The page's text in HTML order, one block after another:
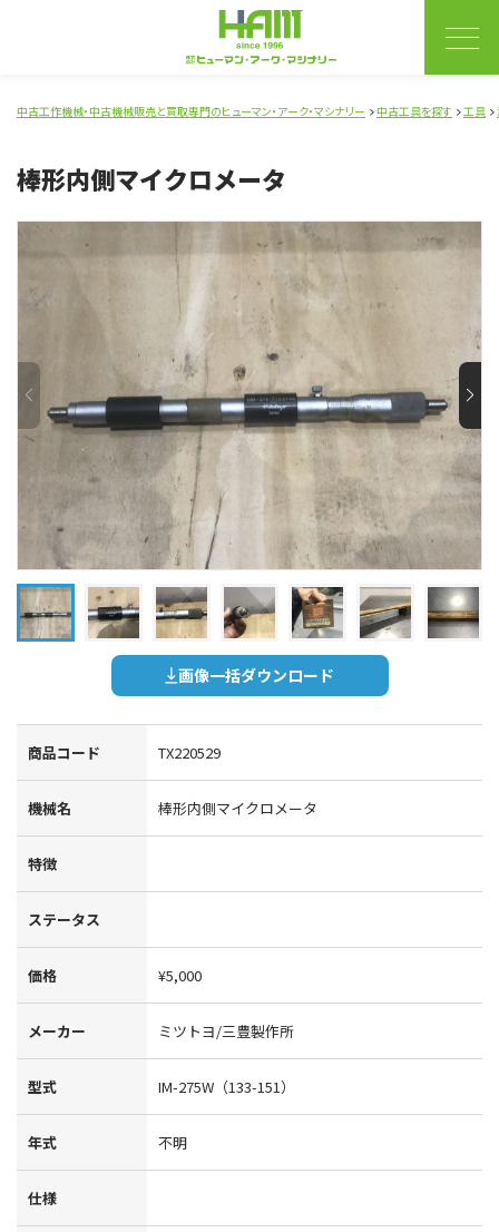
中古工作機械・中古機械販売と買取専門のヒューマン・アーク・マシナリー 中古工具を探す 工具
棒形内側マイクロメータ
画像一括ダウンロード
商品コード TX220529
機械名 棒形内側マイクロメータ
特徴
ステータス
価格 ¥5,000
メーカー ミツトヨ/三豊製作所
型式 IM-275W（133-151）
年式 不明
仕様